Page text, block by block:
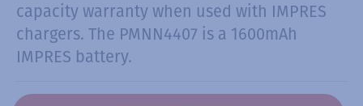
capacity warranty when used with IMPRES
chargers. The PMNN4407 is a 1600mAh
IMPRES battery.